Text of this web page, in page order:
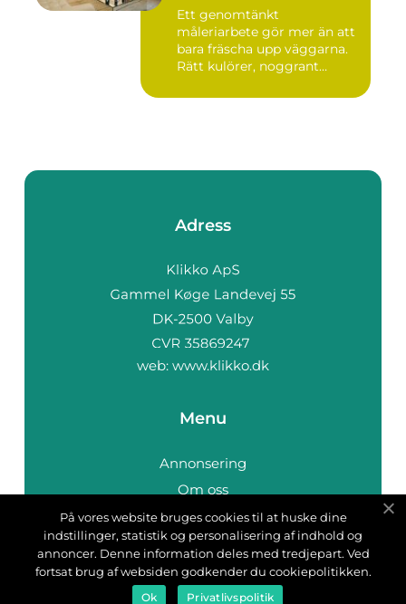
Ett genomtänkt
måleriarbete gör mer än att
bara fräscha upp väggarna.
Rätt kulörer, noggrant
Adress
web: www.klikko.dk
Menu
Annonsering
Om oss
Cookies
Kontakta oss
Sitemap
På vores website bruges cookies til at huske dine
indstillinger, statistik og personalisering af indhold og
annoncer. Denne information deles med tredjepart. Ved
fortsat brug af websiden godkender du cookiepolitikken.
Ok Privatlivspolitik